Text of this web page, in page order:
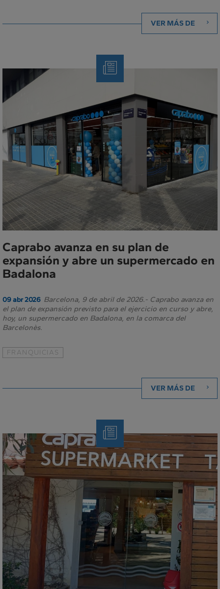
VER MÁS DE
Nota
de
Prensa
Caprabo avanza en su plan de
expansión y abre un supermercado en
Badalona
09 abr 2026 Barcelona, 9 de abril de 2026.- Caprabo avanza en
el plan de expansión previsto para el ejercicio en curso y abre,
hoy, un supermercado en Badalona, en la comarca del
Barcelonès.
FRANQUICIAS
VER MÁS DE
Nota
de
Prensa